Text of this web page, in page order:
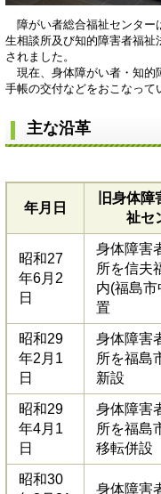
障がい者総合福祉センター
生相談所及び知的障害者福
されました。
現在、身体障がい者・知的
手帳の交付などをおこなって
主な沿革
年月日
旧身体
祉セ
昭和27
年6月2
日
身体障害
所を信夫
内(福島
置
昭和29
年2月1
日
身体障害
所を福島
新設
昭和29
年4月1
日
身体障害
所を福島
移転併設
昭和30
身体障害